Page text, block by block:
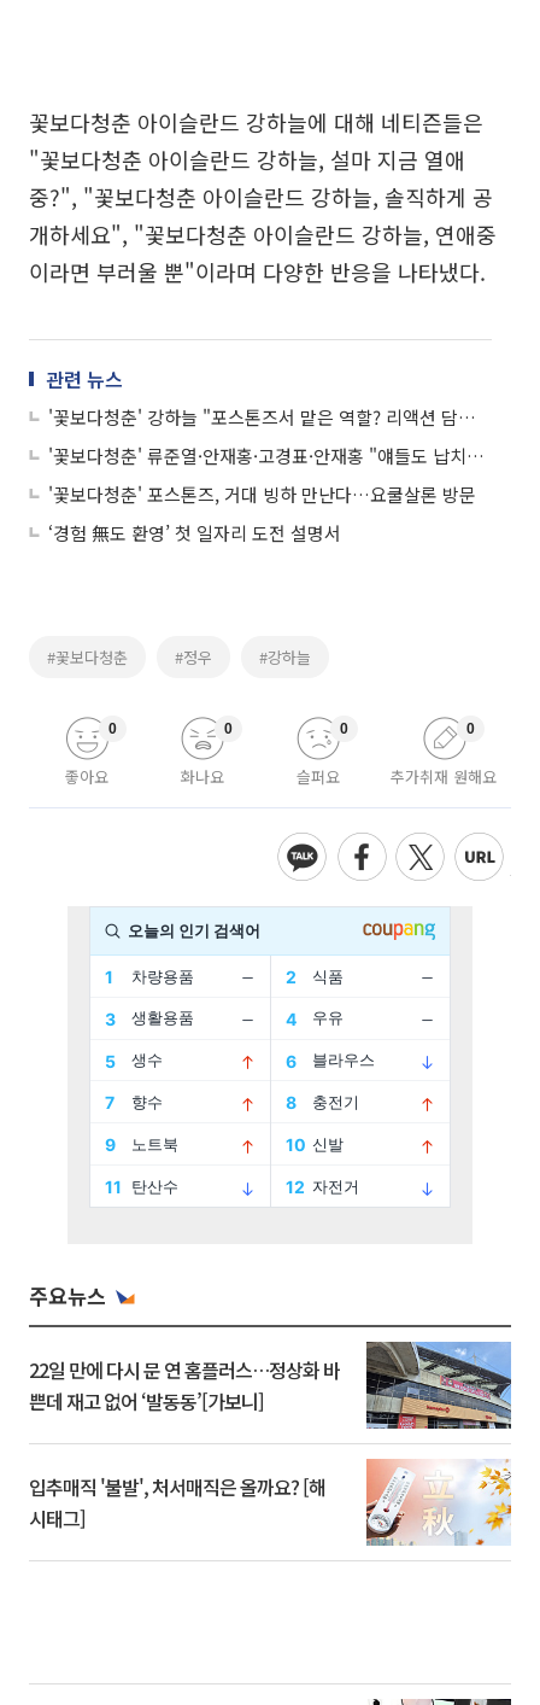
꽃보다청춘 아이슬란드 강하늘에 대해 네티즌들은
"꽃보다청춘 아이슬란드 강하늘, 설마 지금 열애
중?", "꽃보다청춘 아이슬란드 강하늘, 솔직하게 공
개하세요", "꽃보다청춘 아이슬란드 강하늘, 연애중
이라면 부러울 뿐"이라며 다양한 반응을 나타냈다.
관련 뉴스
'꽃보다청춘' 강하늘 "포스톤즈서 맡은 역할? 리액션 담당" 폭소
'꽃보다청춘' 류준열·안재홍·고경표·안재홍 "얘들도 납치됐다고"
'꽃보다청춘' 포스톤즈, 거대 빙하 만난다…요쿨살론 방문
‘경험 無도 환영’ 첫 일자리 도전 설명서
#꽃보다청춘 #정우 #강하늘
좋아요
0
화나요
0
슬퍼요
0
추가취재 원해요
0
주요뉴스
22일 만에 다시 문 연 홈플러스…정상화 바
쁜데 재고 없어 ‘발동동’[가보니]
입추매직 '불발', 처서매직은 올까요? [해
시태그]